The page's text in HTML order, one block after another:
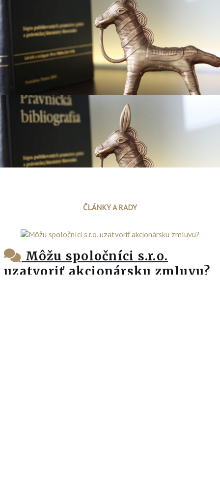
ČLÁNKY A RADY
Môžu spoločníci s.r.o.
uzatvoriť akcionársku zmluvu?